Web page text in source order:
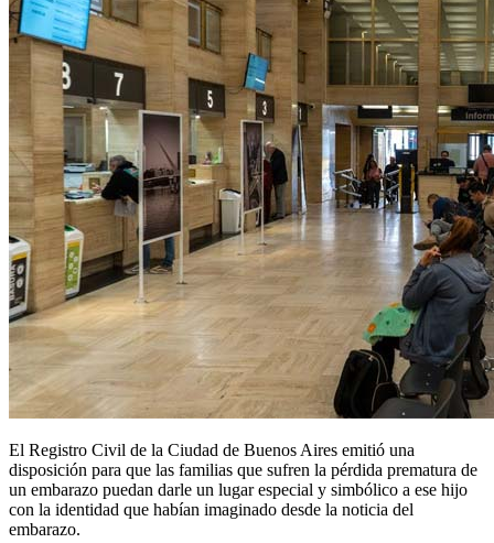
El Registro Civil de la Ciudad de Buenos Aires emitió una
disposición para que las familias que sufren la pérdida prematura de
un embarazo puedan darle un lugar especial y simbólico a ese hijo
con la identidad que habían imaginado desde la noticia del
embarazo.